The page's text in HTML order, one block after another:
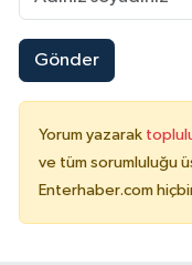
Gönder
Yorum yazarak
ve tüm sorumluluğu
Enterhaber.com